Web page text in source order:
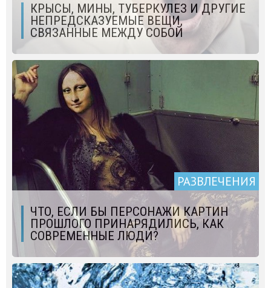
КРЫСЫ, МИНЫ, ТУБЕРКУЛЕЗ И ДРУГИЕ
НЕПРЕДСКАЗУЕМЫЕ ВЕЩИ,
СВЯЗАННЫЕ МЕЖДУ СОБОЙ
РАЗВЛЕЧЕНИЯ
ЧТО, ЕСЛИ БЫ ПЕРСОНАЖИ КАРТИН
ПРОШЛОГО ПРИНАРЯДИЛИСЬ, КАК
СОВРЕМЕННЫЕ ЛЮДИ?